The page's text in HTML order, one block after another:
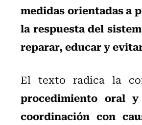
medidas orientadas a
la respuesta del
reparar, educar y
El texto radica la
procedimiento oral
coordinación con